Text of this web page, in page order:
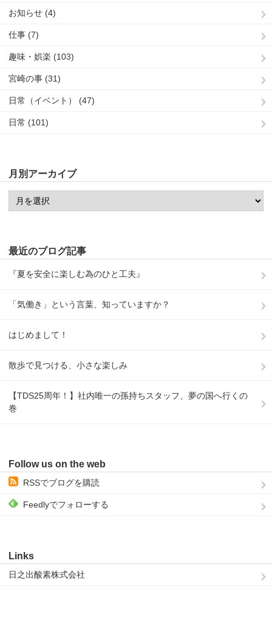
お知らせ (4)
仕事 (7)
趣味・娯楽 (103)
宮崎の事 (31)
日常（イベント） (47)
日常 (101)
月別アーカイブ
最近のブログ記事
『夏を安全に楽しむ為のひと工夫』
「気働き」という言葉、知っていますか？
はじめまして！
散歩で見つける、小さな楽しみ
【TDS25周年！】社内唯一の孫持ちスタッフ、夢の国へ行くの
巻
Follow us on the web
RSSでブログを購読
Feedlyでフォローする
Links
日之出酸素株式会社